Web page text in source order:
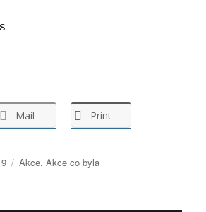
Mail Print
Rubriky:
Akce,Akce co byla